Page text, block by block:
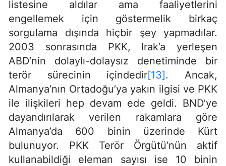
listesine aldılar ama faaliyetlerini
engellemek için göstermelik birkaç
sorgulama dışında hiçbir şey yapmadılar.
2003 sonrasında PKK, Irak’a yerleşen
ABD’nin dolaylı-dolaysız denetiminde bir
terör sürecinin içindedir[13]. Ancak,
Almanya’nın Ortadoğu’ya yakın ilgisi ve PKK
ile ilişkileri hep devam ede geldi. BND’ye
dayandırılarak verilen rakamlara göre
Almanya’da 600 binin üzerinde Kürt
bulunuyor. PKK Terör Örgütü’nün aktif
kullanabildiği eleman sayısı ise 10 binin